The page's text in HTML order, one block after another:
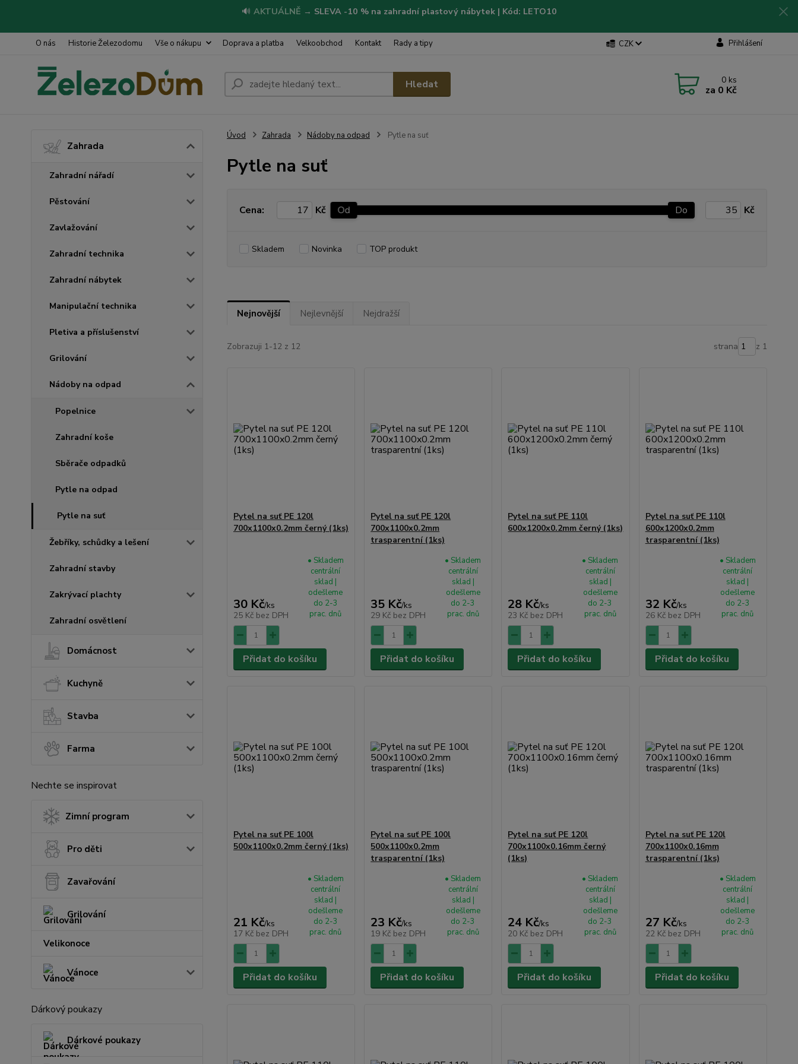
🔊 AKTUÁLNĚ → SLEVA -10 % na zahradní plastový nábytek | Kód: LETO10
O nás Historie Železodomu Vše o nákupu Doprava a platba Velkoobchod Kontakt Rady a tipy CZK Přihlášení
Hledat 0 ks
za 0 Kč
Zahrada
Zahradní nářadí
Pěstování
Zavlažování
Zahradní technika
Zahradní nábytek
Manipulační technika
Pletiva a příslušenství
Grilování
Nádoby na odpad
Popelnice
Zahradní koše
Sběrače odpadků
Pytle na odpad
Pytle na suť
Žebříky, schůdky a lešení
Zahradní stavby
Zakrývací plachty
Zahradní osvětlení
Domácnost
Kuchyně
Stavba
Farma
Nechte se inspirovat
Zimní program
Pro děti
Zavařování
Grilování
Velikonoce
Vánoce
Dárkový poukazy
Dárkové poukazy
Úvod Zahrada Nádoby na odpad Pytle na suť
Pytle na suť
Cena: Kč Od Do Kč
Skladem Novinka TOP produkt
Nejnovější Nejlevnější Nejdražší
Zobrazuji 1-12 z 12 strana z 1
Pytel na suť PE 120l
700x1100x0.2mm černý (1ks)
30 Kč/ks
25 Kč bez DPH
• Skladem
centrální
sklad |
odešleme
do 2-3
prac. dnů
Přidat do košíku
Pytel na suť PE 120l
700x1100x0.2mm
trasparentní (1ks)
35 Kč/ks
29 Kč bez DPH
• Skladem
centrální
sklad |
odešleme
do 2-3
prac. dnů
Přidat do košíku
Pytel na suť PE 110l
600x1200x0.2mm černý (1ks)
28 Kč/ks
23 Kč bez DPH
• Skladem
centrální
sklad |
odešleme
do 2-3
prac. dnů
Přidat do košíku
Pytel na suť PE 110l
600x1200x0.2mm
trasparentní (1ks)
32 Kč/ks
26 Kč bez DPH
• Skladem
centrální
sklad |
odešleme
do 2-3
prac. dnů
Přidat do košíku
Pytel na suť PE 100l
500x1100x0.2mm černý (1ks)
21 Kč/ks
17 Kč bez DPH
• Skladem
centrální
sklad |
odešleme
do 2-3
prac. dnů
Přidat do košíku
Pytel na suť PE 100l
500x1100x0.2mm
trasparentní (1ks)
23 Kč/ks
19 Kč bez DPH
• Skladem
centrální
sklad |
odešleme
do 2-3
prac. dnů
Přidat do košíku
Pytel na suť PE 120l
700x1100x0.16mm černý
(1ks)
24 Kč/ks
20 Kč bez DPH
• Skladem
centrální
sklad |
odešleme
do 2-3
prac. dnů
Přidat do košíku
Pytel na suť PE 120l
700x1100x0.16mm
trasparentní (1ks)
27 Kč/ks
22 Kč bez DPH
• Skladem
centrální
sklad |
odešleme
do 2-3
prac. dnů
Přidat do košíku